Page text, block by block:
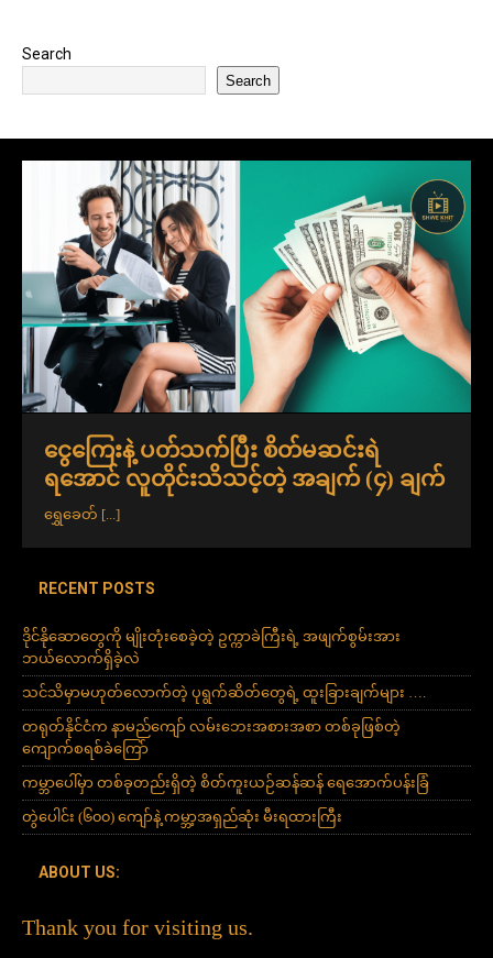
Search
Search
ငွေကြေးနဲ့ ပတ်သက်ပြီး စိတ်မဆင်းရဲ
ရအောင် လူတိုင်းသိသင့်တဲ့ အချက် (၄) ချက်
ရွှေခေတ် [...]
RECENT POSTS
ဒိုင်နိုဆောတွေကို မျိုးတုံးစေခဲ့တဲ့ ဥက္ကာခဲကြီးရဲ့ အဖျက်စွမ်းအား
ဘယ်လောက်ရှိခဲ့လဲ
သင်သိမှာမဟုတ်လောက်တဲ့ ပုရွက်ဆိတ်တွေရဲ့ ထူးခြားချက်များ ….
တရုတ်နိုင်ငံက နာမည်ကျော် လမ်းဘေးအစားအစာ တစ်ခုဖြစ်တဲ့
ကျောက်စရစ်ခဲကြော်
ကမ္ဘာပေါ်မှာ တစ်ခုတည်းရှိတဲ့ စိတ်ကူးယဉ်ဆန်ဆန် ရေအောက်ပန်းခြံ
တွဲပေါင်း (၆၀၀) ကျော်နဲ့ ကမ္ဘာ့အရှည်ဆုံး မီးရထားကြီး
ABOUT US:
Thank you for visiting us.